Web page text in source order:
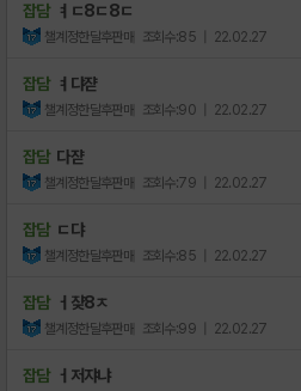
잡담 ㅕㄷ8ㄷ8ㄷ
챌계정한달후판매 조회수:85 | 22.02.27
잡담 ㅕ댜쟏
챌계정한달후판매 조회수:90 | 22.02.27
잡담 다쟏
챌계정한달후판매 조회수:79 | 22.02.27
잡담 ㄷ댜
챌계정한달후판매 조회수:85 | 22.02.27
잡담 ㅓ쟞8ㅈ
챌계정한달후판매 조회수:99 | 22.02.27
잡담 ㅓ저쟈냐